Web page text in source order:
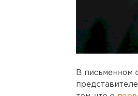
В письменном